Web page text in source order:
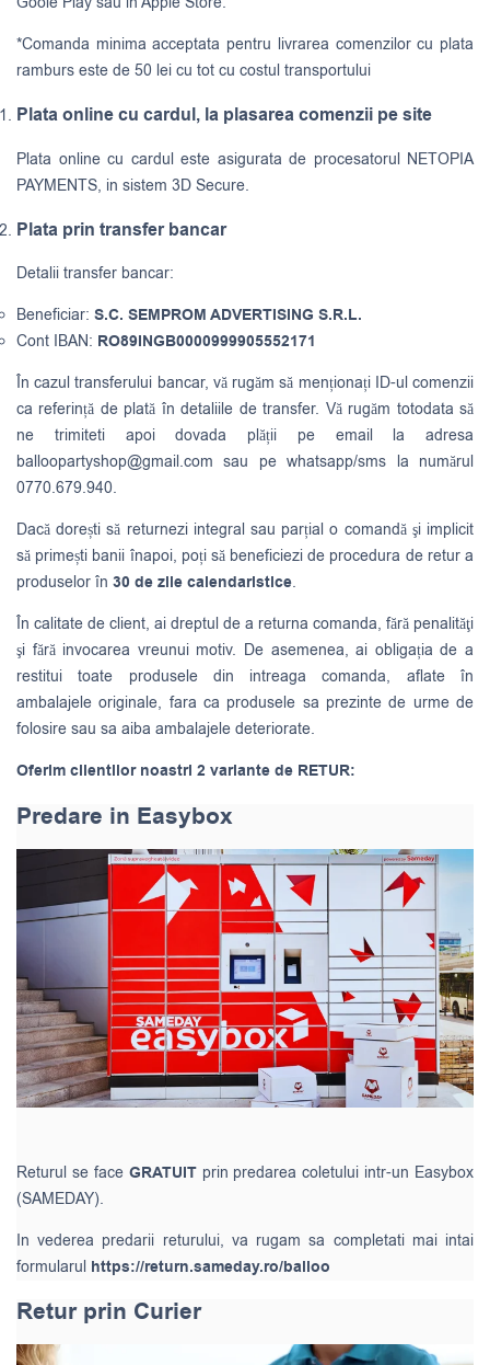
*Comanda minima acceptata pentru livrarea comenzilor cu plata
ramburs este de 50 lei cu tot cu costul transportului
Plata online cu cardul, la plasarea comenzii pe site
Plata online cu cardul este asigurata de procesatorul NETOPIA
PAYMENTS, in sistem 3D Secure.
Plata prin transfer bancar
Detalii transfer bancar:
Beneficiar: S.C. SEMPROM ADVERTISING S.R.L.
Cont IBAN: RO89INGB0000999905552171
În cazul transferului bancar, vă rugăm să menționați ID-ul comenzii
ca referință de plată în detaliile de transfer. Vă rugăm totodata să
ne trimiteti apoi dovada plății pe email la adresa
balloopartyshop@gmail.com sau pe whatsapp/sms la numărul
0770.679.940.
Dacă dorești să returnezi integral sau parțial o comandă şi implicit
să primești banii înapoi, poți să beneficiezi de procedura de retur a
produselor în 30 de zile calendaristice.
În calitate de client, ai dreptul de a returna comanda, fără penalităţi
şi fără invocarea vreunui motiv. De asemenea, ai obligația de a
restitui toate produsele din intreaga comanda, aflate în
ambalajele originale, fara ca produsele sa prezinte de urme de
folosire sau sa aiba ambalajele deteriorate.
Oferim clientilor noastri 2 variante de RETUR:
Predare in Easybox
Returul se face GRATUIT prin predarea coletului intr-un Easybox
(SAMEDAY).
In vederea predarii returului, va rugam sa completati mai intai
formularul https://return.sameday.ro/balloo
Retur prin Curier